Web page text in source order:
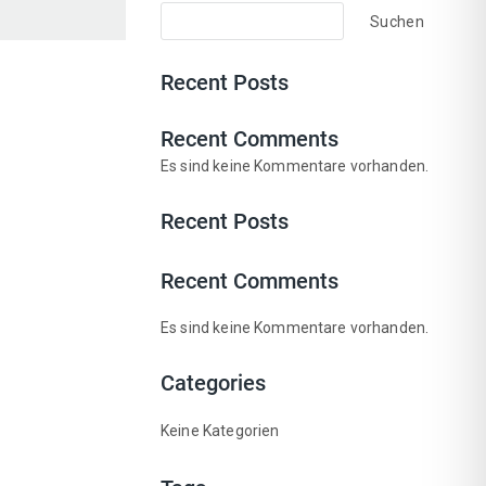
Suchen
Recent Posts
Recent Comments
Es sind keine Kommentare vorhanden.
Recent Posts
Recent Comments
Es sind keine Kommentare vorhanden.
Categories
Keine Kategorien